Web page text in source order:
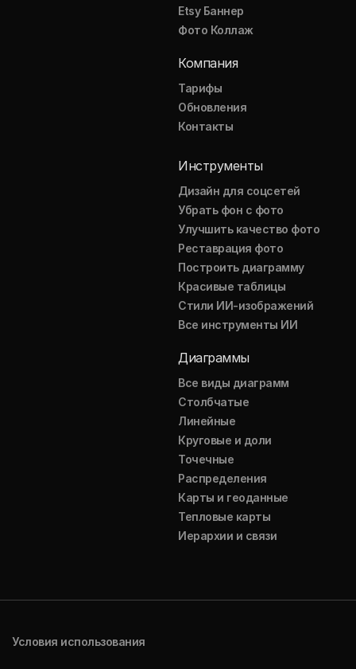
Etsy Баннер
Фото Коллаж
Компания
Тарифы
Обновления
Контакты
Инструменты
Дизайн для соцсетей
Убрать фон с фото
Улучшить качество фото
Реставрация фото
Построить диаграмму
Красивые таблицы
Стили ИИ-изображений
Все инструменты ИИ
Диаграммы
Все виды диаграмм
Столбчатые
Линейные
Круговые и доли
Точечные
Распределения
Карты и геоданные
Тепловые карты
Иерархии и связи
Условия использования